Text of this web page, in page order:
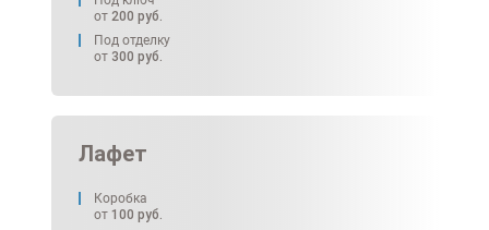
от 200 руб.
Под отделку
от 300 руб.
Лафет
Коробка
от 100 руб.